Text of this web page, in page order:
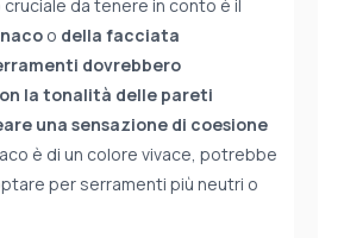
da tenere in conto è il
o della facciata
dovrebbero
la tonalità delle pareti
una sensazione di coesione
è di un colore vivace, potrebbe
per serramenti più neutri o